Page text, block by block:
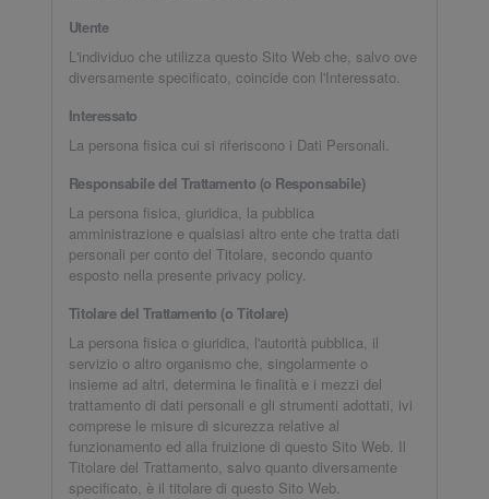
Utente
L'individuo che utilizza questo Sito Web che, salvo ove
diversamente specificato, coincide con l'Interessato.
Interessato
La persona fisica cui si riferiscono i Dati Personali.
Responsabile del Trattamento (o Responsabile)
La persona fisica, giuridica, la pubblica
amministrazione e qualsiasi altro ente che tratta dati
personali per conto del Titolare, secondo quanto
esposto nella presente privacy policy.
Titolare del Trattamento (o Titolare)
La persona fisica o giuridica, l'autorità pubblica, il
servizio o altro organismo che, singolarmente o
insieme ad altri, determina le finalità e i mezzi del
trattamento di dati personali e gli strumenti adottati, ivi
comprese le misure di sicurezza relative al
funzionamento ed alla fruizione di questo Sito Web. Il
Titolare del Trattamento, salvo quanto diversamente
specificato, è il titolare di questo Sito Web.